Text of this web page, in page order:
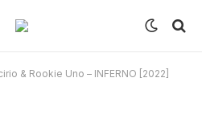
& Rookie Uno – INFERNO [2022]